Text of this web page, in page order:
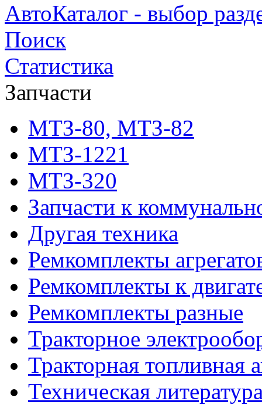
АвтоКаталог - выбор
Поиск
Статистика
Запчасти
МТЗ-80, МТЗ-82
МТЗ-1221
МТЗ-320
Запчасти к
Другая техника
Ремкомплекты
Ремкомплекты к
Ремкомплекты разные
Тракторное
Тракторная топливная
Техническая